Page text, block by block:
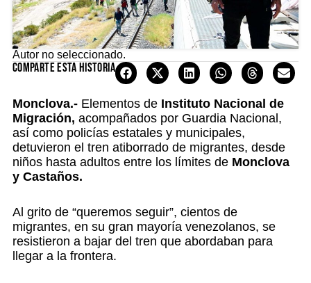
Autor no seleccionado.
Comparte esta historia
Monclova.- Elementos de Instituto Nacional de
Migración, acompañados por Guardia Nacional,
así como policías estatales y municipales,
detuvieron el tren atiborrado de migrantes, desde
niños hasta adultos entre los límites de Monclova
y Castaños.
Al grito de “queremos seguir”, cientos de
migrantes, en su gran mayoría venezolanos, se
resistieron a bajar del tren que abordaban para
llegar a la frontera.